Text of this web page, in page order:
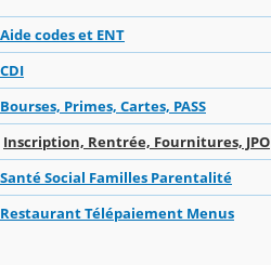
Aide codes et ENT
CDI
Bourses, Primes, Cartes, PASS
Inscription, Rentrée, Fournitures, JPO
Santé Social Familles Parentalité
Restaurant Télépaiement Menus